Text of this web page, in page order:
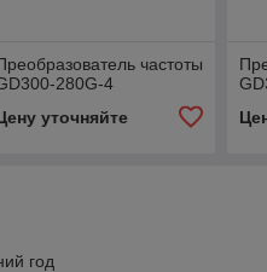
частоты
280G-4
уточняйте
год